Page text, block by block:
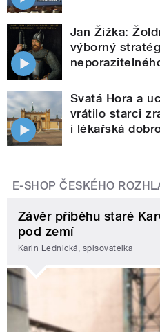
Jan Žižka:
výborný
Svatá Hora a
vrátilo starci
i lékařská
E-SHOP ČESKÉHO
Závěr příběhu staré
pod zemí
Karin Lednická, spisovatelka